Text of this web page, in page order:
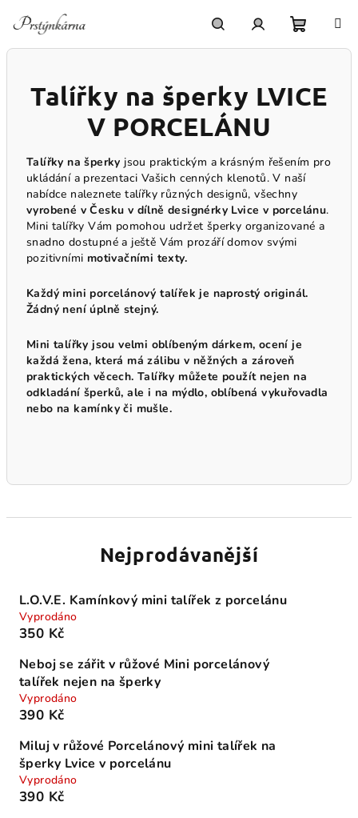
HledatPřihlášení
košík
Talířky na šperky LVICE
V PORCELÁNU
Talířky na šperky jsou praktickým a krásným řešením pro
ukládání a prezentaci Vašich cenných klenotů. V naší
nabídce naleznete talířky různých designů, všechny
vyrobené v Česku v dílně designérky Lvice v porcelánu.
Mini talířky Vám pomohou udržet šperky organizované a
snadno dostupné a ještě Vám prozáří domov svými
pozitivními motivačními texty.
Každý mini porcelánový talířek je naprostý originál.
Žádný není úplně stejný.
Mini talířky jsou velmi oblíbeným dárkem, ocení je
každá žena, která má zálibu v něžných a zároveň
praktických věcech. Talířky můžete použít nejen na
odkladání šperků, ale i na mýdlo, oblíbená vykuřovadla
nebo na kamínky či mušle.
Nejprodávanější
L.O.V.E. Kamínkový mini talířek z porcelánu
Vyprodáno
350 Kč
Neboj se zářit v růžové Mini porcelánový
talířek nejen na šperky
Vyprodáno
390 Kč
Miluj v růžové Porcelánový mini talířek na
šperky Lvice v porcelánu
Vyprodáno
390 Kč